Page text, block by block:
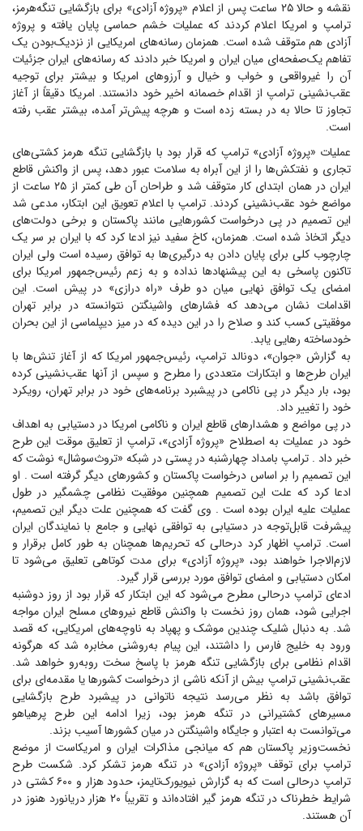
نقشه و حالا ۲۵ ساعت پس از اعلام «پروژه آزادی» برای بازگشایی تنگه‌هرمز،
ترامپ و امریکا اعلام کردند که عملیات خشم حماسی پایان یافته و پروژه
آزادی هم متوقف شده است. همزمان رسانه‌های امریکایی از نزدیک‌بودن یک
تفاهم یک‌صفحه‌ای میان ایران و امریکا خبر دادند که رسانه‌های ایران جزئیات
آن را غیرواقعی و خواب و خیال و آرزو‌های امریکا و بیشتر برای توجیه
عقب‌نشینی ترامپ از اقدام خصمانه اخیر خود دانستند. امریکا دقیقاً از آغاز
تجاوز تا حالا به در بسته زده است و هرچه پیش‌تر آمده، بیشتر عقب رفته
است.
‌عملیات «پروژه آزادی» ترامپ که قرار بود با بازگشایی تنگه هرمز کشتی‌های
تجاری و نفتکش‌ها را از این آبراه به سلامت عبور دهد، پس از واکنش قاطع
ایران در همان ابتدای کار متوقف شد و طراحان آن طی کمتر از ۲۵ ساعت از
مواضع خود عقب‌نشینی کردند. ترامپ با اعلام تعویق این ابتکار، مدعی شد
این تصمیم در پی درخواست کشور‌هایی مانند پاکستان و برخی دولت‌های
دیگر اتخاذ شده است. همزمان، کاخ سفید نیز ادعا کرد که با ایران بر سر یک
چارچوب کلی برای پایان دادن به درگیری‌ها به توافق رسیده است ولی ایران
تاکنون پاسخی به این پیشنهاد‌ها نداده و به زعم رئیس‌جمهور امریکا برای
امضای یک توافق نهایی میان دو طرف «راه درازی» در پیش است. این
اقدامات نشان می‌دهد که فشار‌های واشینگتن نتوانسته در برابر تهران
موفقیتی کسب کند و صلاح را در این دیده که در میز دیپلماسی از این بحران
خودساخته رهایی یابد.
به گزارش «جوان»، دونالد ترامپ، رئیس‌جمهور امریکا که از آغاز تنش‌ها با
ایران طرح‌ها و ابتکارات متعددی را مطرح و سپس از آنها عقب‌نشینی کرده
بود، بار دیگر در پی ناکامی در پیشبرد برنامه‌های خود در برابر تهران، رویکرد
خود را تغییر داد.
در پی مواضع و هشدار‌های قاطع ایران و ناکامی امریکا در دستیابی به اهداف
خود در عملیات به اصطلاح «پروژه آزادی»، ‏ترامپ از تعلیق موقت این طرح
خبر داد‎. ‎‏ ترامپ بامداد چهارشنبه در پستی در شبکه «تروث‌سوشال» نوشت که
این تصمیم ‏را بر اساس درخواست پاکستان و کشور‌های دیگر گرفته است‎. ‎‏ او
ادعا کرد که علت این تصمیم همچنین موفقیت نظامی ‏چشمگیر در طول
عملیات علیه ایران بوده است‎. ‎‏ وی گفت که همچنین علت دیگر این تصمیم،
پیشرفت قابل‌توجه در دستیابی ‏به توافقی نهایی و جامع با نمایندگان ایران
است. ترامپ اظهار کرد درحالی که تحریم‌ها همچنان به طور کامل برقرار و
‏لازم‌الاجرا خواهند بود، «پروژه آزادی» برای مدت کوتاهی تعلیق می‌شود تا
امکان دستیابی و امضای توافق مورد بررسی ‏قرار گیرد‎. ‏
ادعای ترامپ درحالی مطرح می‌شود که این ابتکار که قرار بود از روز دوشنبه
اجرایی شود، همان روز نخست با واکنش قاطع نیرو‌های مسلح ایران مواجه
شد. به دنبال شلیک چندین موشک و پهپاد به ناوچه‌های امریکایی، که قصد
ورود به خلیج فارس را داشتند، این پیام به‌روشنی مخابره شد که هرگونه
اقدام نظامی برای بازگشایی تنگه هرمز با پاسخ سخت روبه‌رو خواهد شد.
عقب‌نشینی ترامپ بیش از آنکه ناشی از درخواست کشور‌ها یا مقدمه‌ای برای
توافق باشد به نظر می‌رسد نتیجه ناتوانی در پیشبرد طرح بازگشایی
مسیر‌های کشتیرانی در تنگه هرمز بود، زیرا ادامه این طرح پرهیاهو
می‌توانست به اعتبار و جایگاه واشینگتن در میان کشور‌ها آسیب بزند.
نخست‌وزیر پاکستان هم که میانجی مذاکرات ایران و ‏امریکاست از موضع
ترامپ برای توقف «پروژه آزادی» ‏در تنگه هرمز تشکر کرد. شکست طرح
ترامپ درحالی است که به گزارش نیویورک‌تایمز، حدود هزار و ۶۰۰ کشتی در
شرایط ‏خطرناک در تنگه هرمز گیر افتاده‌اند و تقریباً ۲۰ هزار دریانورد هنوز در
آن هستند. ‏